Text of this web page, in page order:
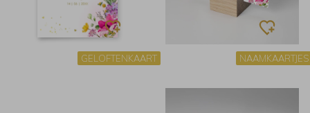
GELOFTENKAART NAAMKAARTJES